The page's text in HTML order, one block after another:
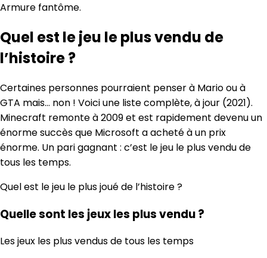
Armure fantôme.
Quel est le jeu le plus vendu de
l’histoire ?
Certaines personnes pourraient penser à Mario ou à
GTA mais… non ! Voici une liste complète, à jour (2021).
Minecraft remonte à 2009 et est rapidement devenu un
énorme succès que Microsoft a acheté à un prix
énorme. Un pari gagnant : c’est le jeu le plus vendu de
tous les temps.
Quel est le jeu le plus joué de l’histoire ?
Quelle sont les jeux les plus vendu ?
Les jeux les plus vendus de tous les temps